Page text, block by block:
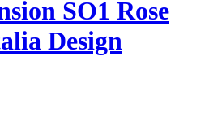
SO1 Rose
Design